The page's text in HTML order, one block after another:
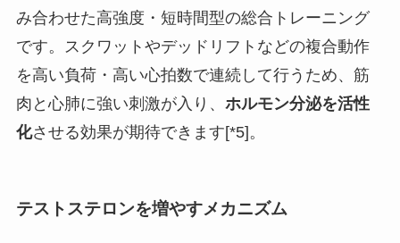
み合わせた高強度・短時間型の総合トレーニング
です。スクワットやデッドリフトなどの複合動作
を高い負荷・高い心拍数で連続して行うため、筋
肉と心肺に強い刺激が入り、 ホルモン分泌を活性
化させる効果が期待できます[*5]。
テストステロンを増やすメカニズム